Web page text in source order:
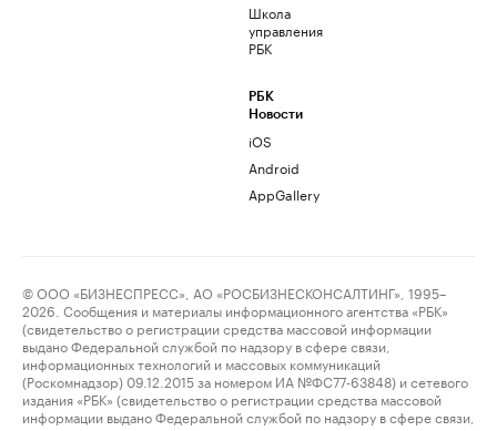
Школа
управления
РБК
РБК
Новости
iOS
Android
AppGallery
© ООО «БИЗНЕСПРЕСС», АО «РОСБИЗНЕСКОНСАЛТИНГ», 1995–
2026. Сообщения и материалы информационного агентства «РБК»
(свидетельство о регистрации средства массовой информации
выдано Федеральной службой по надзору в сфере связи,
информационных технологий и массовых коммуникаций
(Роскомнадзор) 09.12.2015 за номером ИА №ФС77-63848) и сетевого
издания «РБК» (свидетельство о регистрации средства массовой
информации выдано Федеральной службой по надзору в сфере связи,